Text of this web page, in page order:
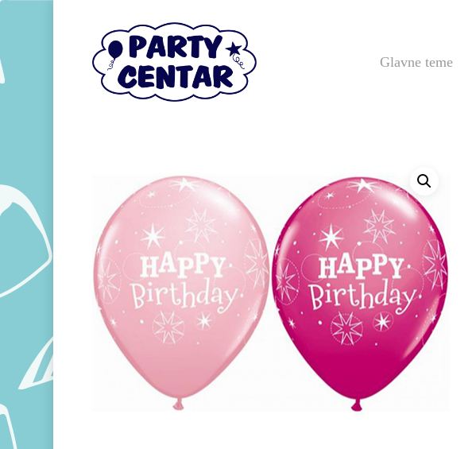
Hit enter to search or ESC to close
Glavne teme